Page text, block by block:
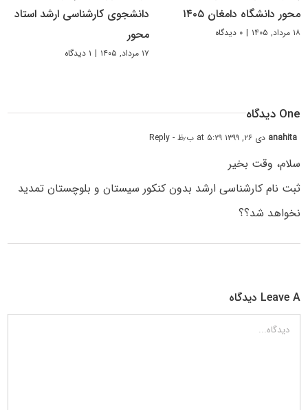
محور دانشگاه دامغان ۱۴۰۵
۱۸ مرداد, ۱۴۰۵ | ۰ دیدگاه
دانشجوی کارشناسی ارشد استاد
محور
۱۷ مرداد, ۱۴۰۵ | ۱ دیدگاه
One دیدگاه
anahita دی ۲۶, ۱۳۹۹ at ۵:۲۹ ب٫ظ - Reply
سلام، وقت بخیر
ثبت نام کارشناسی ارشد بدون کنکور سیستان و بلوچستان تمدید
نخواهد شد؟؟
Leave A دیدگاه
دیدگاه